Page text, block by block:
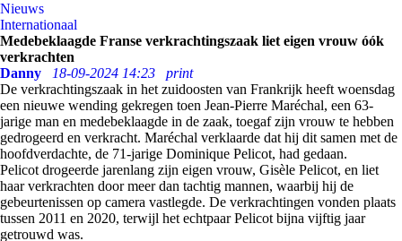
Nieuws
Internationaal
Medebeklaagde Franse verkrachtingszaak liet eigen vrouw óók
verkrachten
Danny
18-09-2024 14:23
print
De verkrachtingszaak in het zuidoosten van Frankrijk heeft woensdag
een nieuwe wending gekregen toen Jean-Pierre Maréchal, een 63-
jarige man en medebeklaagde in de zaak, toegaf zijn vrouw te hebben
gedrogeerd en verkracht. Maréchal verklaarde dat hij dit samen met de
hoofdverdachte, de 71-jarige Dominique Pelicot, had gedaan.
Pelicot drogeerde jarenlang zijn eigen vrouw, Gisèle Pelicot, en liet
haar verkrachten door meer dan tachtig mannen, waarbij hij de
gebeurtenissen op camera vastlegde. De verkrachtingen vonden plaats
tussen 2011 en 2020, terwijl het echtpaar Pelicot bijna vijftig jaar
getrouwd was.